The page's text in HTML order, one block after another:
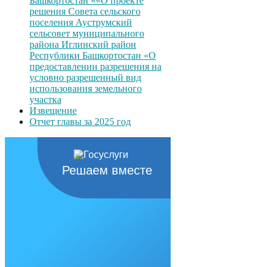
решения Совета сельского
поселения Ауструмский
сельсовет муниципального
района Иглинский район
Республики Башкортостан «О
предоставлении разрешения на
условно разрешенный вид
использования земельного
участка
Извещение
Отчет главы за 2025 год
Решаем вместе